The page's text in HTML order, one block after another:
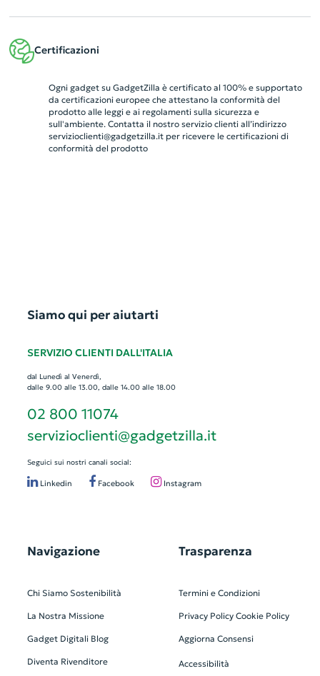
Certificazioni
Ogni gadget su GadgetZilla è certificato al 100% e supportato
da certificazioni europee che attestano la conformità del
prodotto alle leggi e ai regolamenti sulla sicurezza e
sull'ambiente. Contatta il nostro servizio clienti all’indirizzo
servizioclienti@gadgetzilla.itper ricevere le certificazioni di
conformità del prodotto
Siamo qui per aiutarti
SERVIZIO CLIENTI DALL'ITALIA
dal Lunedì al Venerdì,
dalle 9.00 alle 13.00, dalle 14.00 alle 18.00
02 800 11074
servizioclienti@gadgetzilla.it
Seguici sui nostri canali social:
Linkedin Facebook Instagram
Navigazione
Chi Siamo Sostenibilità
La Nostra Missione
Gadget Digitali Blog
Diventa Rivenditore
Trasparenza
Termini e Condizioni
Privacy Policy Cookie Policy
Aggiorna Consensi
Accessibilità